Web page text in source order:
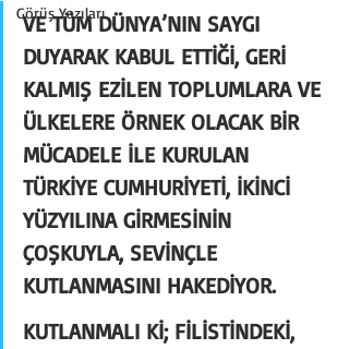
Görüş Yazıları
VE TÜM DÜNYA’NIN SAYGI
DUYARAK KABUL ETTİĞİ, GERİ
KALMIŞ EZİLEN TOPLUMLARA VE
ÜLKELERE ÖRNEK OLACAK BİR
MÜCADELE İLE KURULAN
TÜRKİYE CUMHURİYETİ, İKİNCİ
YÜZYILINA GİRMESİNİN
ÇOŞKUYLA, SEVİNÇLE
KUTLANMASINI HAKEDİYOR.
KUTLANMALI Kİ; FİLİSTİNDEKİ,